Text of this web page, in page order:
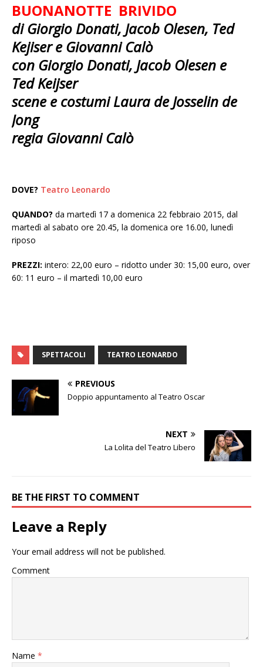
BUONANOTTE BRIVIDO
diGiorgio Donati, Jacob Olesen, Ted
Kejiser e Giovanni Calò
con Giorgio Donati, Jacob Olesen e
Ted Keijser
scene e costumiLaura de Josselin de
Jong
regiaGiovanni Calò
DOVE? Teatro Leonardo
QUANDO? da martedì 17 a domenica 22 febbraio 2015, dal
martedì al sabato ore 20.45, la domenica ore 16.00, lunedì
riposo
PREZZI: intero: 22,00 euro – ridotto under 30: 15,00 euro, over
60: 11 euro – il martedì 10,00 euro
SPETTACOLI TEATRO LEONARDO
PREVIOUS
Doppio appuntamento al Teatro Oscar
NEXT
La Lolita del Teatro Libero
BE THE FIRST TO COMMENT
Leave a Reply
Your email address will not be published.
Comment
Name *